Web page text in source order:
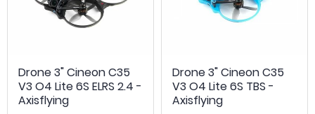
Drone 3" Cineon C35
V3 O4 Lite 6S ELRS 2.4 -
Axisflying
Drone 3" Cineon C35
V3 O4 Lite 6S TBS -
Axisflying